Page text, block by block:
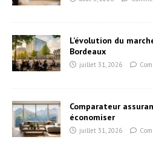
L’évolution du
Bordeaux
juillet 31, 2026
Comparateur
économiser
juillet 31, 2026